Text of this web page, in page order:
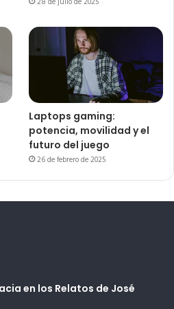
Laptops gaming:
potencia, movilidad y el
futuro del juego
26 de febrero de 2025
en los Relatos de José